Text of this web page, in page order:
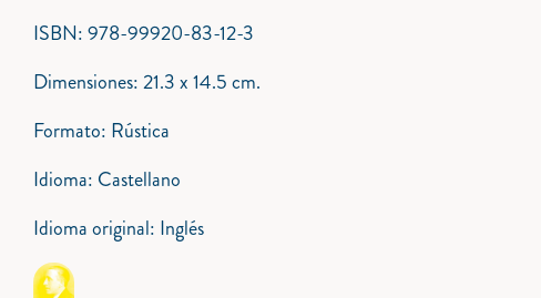
ISBN: 978-99920-83-12-3
Dimensiones: 21.3 x 14.5 cm.
Formato: Rústica
Idioma: Castellano
Idioma original: Inglés